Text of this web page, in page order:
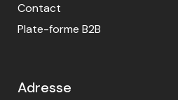
Contact
Plate-forme B2B
Adresse